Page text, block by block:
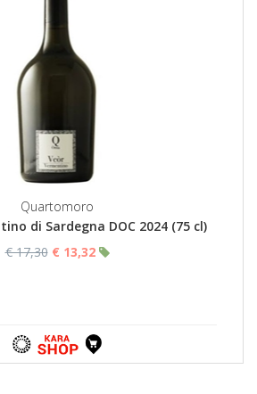
Quartomoro
di Sardegna DOC 2024 (75 cl)
€ 17,30 € 13,32